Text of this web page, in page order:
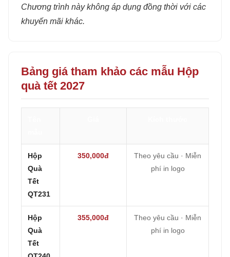
Chương trình này không áp dụng đồng thời với các
khuyến mãi khác.
Bảng giá tham khảo các mẫu Hộp
quà tết 2027
Hộp
Quà
Tết
QT231
350,000đ
Theo yêu cầu · Miễn
phí in logo
Hộp
Quà
Tết
355,000đ
Theo yêu cầu · Miễn
phí in logo